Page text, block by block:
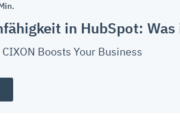
in HubSpot:
Boosts Your Business